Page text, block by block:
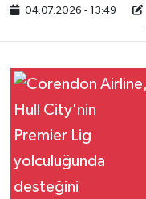
04.07.2026 - 13:49